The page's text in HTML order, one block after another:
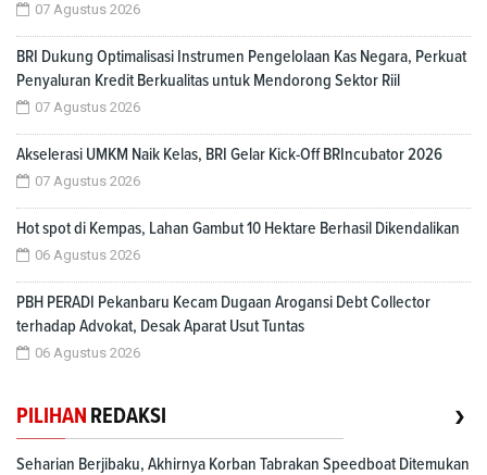
07 Agustus 2026
BRI Dukung Optimalisasi Instrumen Pengelolaan Kas Negara, Perkuat
Penyaluran Kredit Berkualitas untuk Mendorong Sektor Riil
07 Agustus 2026
Akselerasi UMKM Naik Kelas, BRI Gelar Kick-Off BRIncubator 2026
07 Agustus 2026
Hot spot di Kempas, Lahan Gambut 10 Hektare Berhasil Dikendalikan
06 Agustus 2026
PBH PERADI Pekanbaru Kecam Dugaan Arogansi Debt Collector
terhadap Advokat, Desak Aparat Usut Tuntas
06 Agustus 2026
PILIHAN REDAKSI ›
Seharian Berjibaku, Akhirnya Korban Tabrakan Speedboat Ditemukan